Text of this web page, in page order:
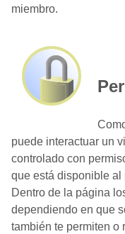
miembro.
puede interactuar un
controlado con
que está disponible al
Dentro de la página
dependiendo en que
también te permiten o